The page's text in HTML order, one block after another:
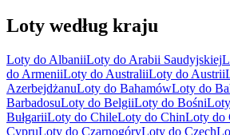
Loty według kraju
Loty do AlbaniiLoty do Arabii Saudyjskiej
do ArmeniiLoty do AustraliiLoty do Austrii
AzerbejdżanuLoty do BahamówLoty do
BarbadosuLoty do BelgiiLoty do Bośni
BułgariiLoty do ChileLoty do ChinLoty do
CypruLoty do CzarnogóryLoty do Czech